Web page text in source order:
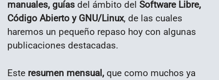
manuales, guías del ámbito del Software Libre,
Código Abierto y GNU/Linux, de las cuales
haremos un pequeño repaso hoy con algunas
publicaciones destacadas.
Este resumen mensual, que como muchos ya